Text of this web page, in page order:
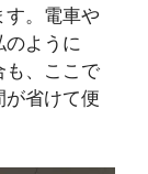
す。電車や
ように
も、ここで
が省けて便